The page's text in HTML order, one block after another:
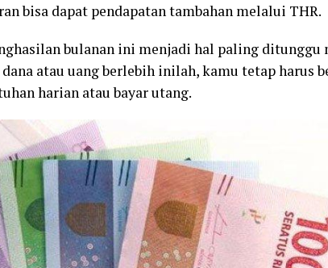
bisa dapat pendapatan tambahan melalui THR.
bulanan ini menjadi hal paling ditunggu
atau uang berlebih inilah, kamu tetap harus
harian atau bayar utang.